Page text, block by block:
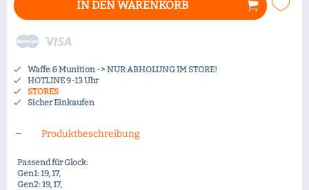
IN DENWARENKORB
Waffe & Munition -> NUR ABHOLUNG IM STORE!
HOTLINE 9-13 Uhr
STORES
Sicher Einkaufen
Produktbeschreibung
Passend für Glock:
Gen1: 19, 17,
Gen2: 19, 17,